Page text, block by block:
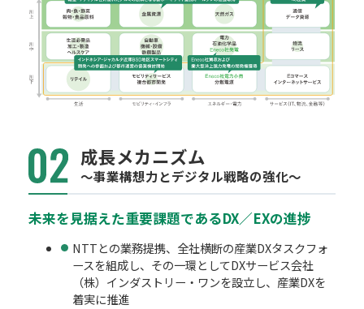
成長メカニズム
～事業構想力とデジタル戦略の強化～
未来を見据えた重要課題であるDX／EXの進捗
NTTとの業務提携、全社横断の産業DXタスクフォ
ースを組成し、その一環としてDXサービス会社
（株）インダストリー・ワンを設立し、産業DXを
着実に推進